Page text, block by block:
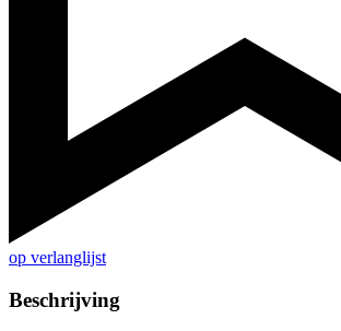
op verlanglijst
Beschrijving